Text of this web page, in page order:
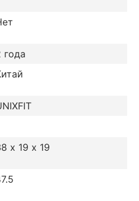
года
х 19 х 19